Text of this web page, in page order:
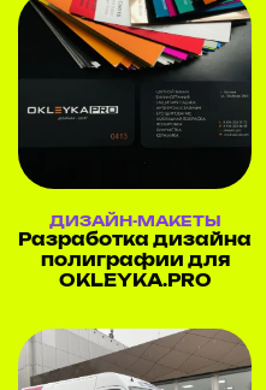
ДИЗАЙН-МАКЕТЫ
Разработка дизайна
полиграфии для
OKLEYKA.PRO